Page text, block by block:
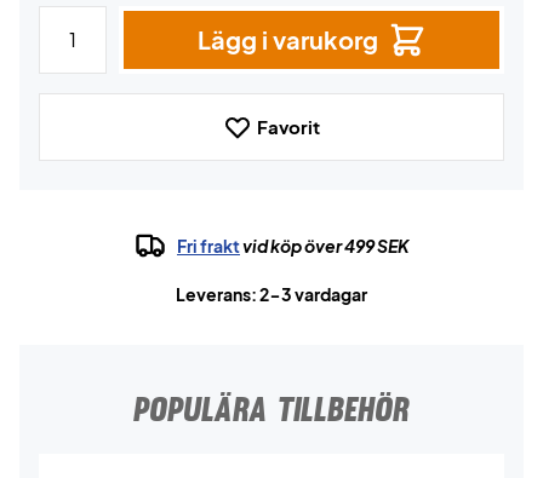
Lägg i varukorg
Favorit
Fri fraktvid köp över 499 SEK
Leverans: 2-3 vardagar
POPULÄRA TILLBEHÖR